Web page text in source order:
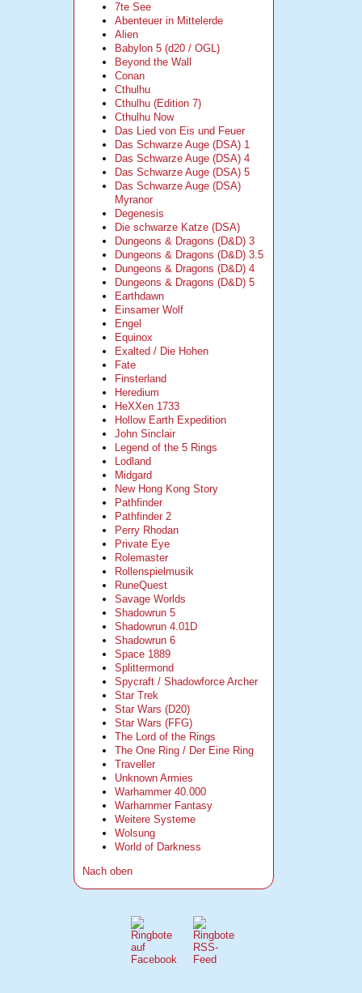
7te See
Abenteuer in Mittelerde
Alien
Babylon 5 (d20 / OGL)
Beyond the Wall
Conan
Cthulhu
Cthulhu (Edition 7)
Cthulhu Now
Das Lied von Eis und Feuer
Das Schwarze Auge (DSA) 1
Das Schwarze Auge (DSA) 4
Das Schwarze Auge (DSA) 5
Das Schwarze Auge (DSA)
Myranor
Degenesis
Die schwarze Katze (DSA)
Dungeons & Dragons (D&D) 3
Dungeons & Dragons (D&D) 3.5
Dungeons & Dragons (D&D) 4
Dungeons & Dragons (D&D) 5
Earthdawn
Einsamer Wolf
Engel
Equinox
Exalted / Die Hohen
Fate
Finsterland
Heredium
HeXXen 1733
Hollow Earth Expedition
John Sinclair
Legend of the 5 Rings
Lodland
Midgard
New Hong Kong Story
Pathfinder
Pathfinder 2
Perry Rhodan
Private Eye
Rolemaster
Rollenspielmusik
RuneQuest
Savage Worlds
Shadowrun 5
Shadowrun 4.01D
Shadowrun 6
Space 1889
Splittermond
Spycraft / Shadowforce Archer
Star Trek
Star Wars (D20)
Star Wars (FFG)
The Lord of the Rings
The One Ring / Der Eine Ring
Traveller
Unknown Armies
Warhammer 40.000
Warhammer Fantasy
Weitere Systeme
Wolsung
World of Darkness
Nach oben